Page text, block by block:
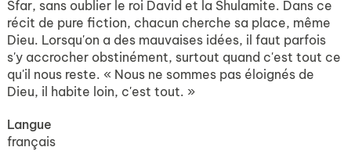
Sfar, sans oublier le roi David et la Shulamite. Dans ce
récit de pure fiction, chacun cherche sa place, même
Dieu. Lorsqu'on a des mauvaises idées, il faut parfois
s'y accrocher obstinément, surtout quand c'est tout ce
qu'il nous reste. « Nous ne sommes pas éloignés de
Dieu, il habite loin, c'est tout. »
Langue
français